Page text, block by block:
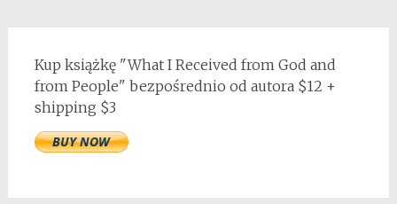
Kup książkę "What I Received from God and
from People" bezpośrednio od autora $12 +
shipping $3